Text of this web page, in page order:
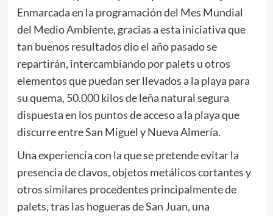
Enmarcada en la programación del Mes Mundial
del Medio Ambiente, gracias a esta iniciativa que
tan buenos resultados dio el año pasado se
repartirán, intercambiando por palets u otros
elementos que puedan ser llevados a la playa para
su quema, 50.000 kilos de leña natural segura
dispuesta en los puntos de acceso a la playa que
discurre entre San Miguel y Nueva Almería.
Una experiencia con la que se pretende evitar la
presencia de clavos, objetos metálicos cortantes y
otros similares procedentes principalmente de
palets, tras las hogueras de San Juan, una